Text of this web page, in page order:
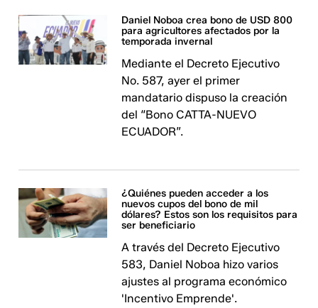
Daniel Noboa crea bono de USD 800
para agricultores afectados por la
temporada invernal
Mediante el Decreto Ejecutivo
No. 587, ayer el primer
mandatario dispuso la creación
del “Bono CATTA-NUEVO
ECUADOR”.
¿Quiénes pueden acceder a los
nuevos cupos del bono de mil
dólares? Estos son los requisitos para
ser beneficiario
A través del Decreto Ejecutivo
583, Daniel Noboa hizo varios
ajustes al programa económico
'Incentivo Emprende'.